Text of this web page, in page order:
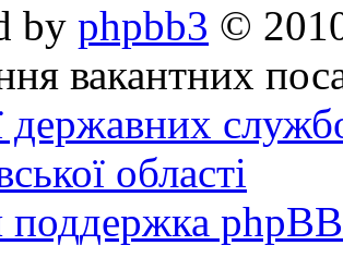
by phpbb3 ©
вакантних
державних
області
поддержка phpBB